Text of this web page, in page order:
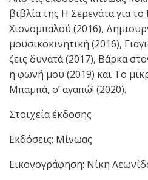
βιβλία της Η Σερενάτα για
Χιονομπαλού (2016),
μουσικοκινητική (2016),
ζεις δυνατά (2017), Βάρκα
η φωνή μου (2019) και Το
Μπαμπά, σ’ αγαπώ! (2020).
Στοιχεία έκδοσης
Εκδόσεις: Μίνωας
Εικονογράφηση: Νίκη